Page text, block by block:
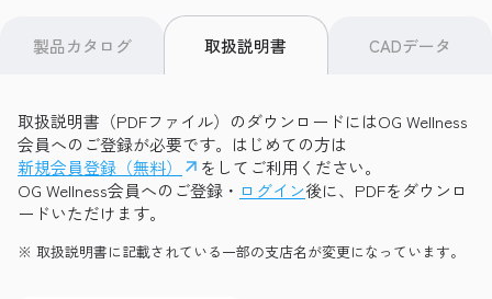
製品カタログ 取扱説明書 CADデータ
取扱説明書（PDFファイル）のダウンロードにはOG Wellness
会員へのご登録が必要です。はじめての方は
新規会員登録（無料）
をしてご利用ください。
OG Wellness会員へのご登録・ ログイン後に、PDFをダウンロ
ードいただけます。
取扱説明書に記載されている一部の支店名が変更になっています。